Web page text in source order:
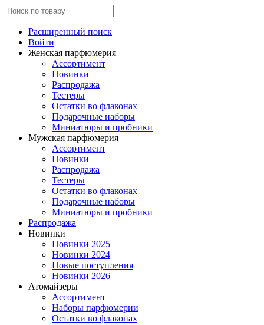
Расширенный поиск
Войти
Женская парфюмерия
Ассортимент
Новинки
Распродажа
Тестеры
Остатки во флаконах
Подарочные наборы
Миниатюры и пробники
Мужская парфюмерия
Ассортимент
Новинки
Распродажа
Тестеры
Остатки во флаконах
Подарочные наборы
Миниатюры и пробники
Распродажа
Новинки
Новинки 2025
Новинки 2024
Новые поступления
Новинки 2026
Атомайзеры
Ассортимент
Наборы парфюмерии
Остатки во флаконах